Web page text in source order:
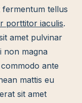
tellus
porttitor iaculis.
amet pulvinar
non magna
ante
mattis eu
sit amet